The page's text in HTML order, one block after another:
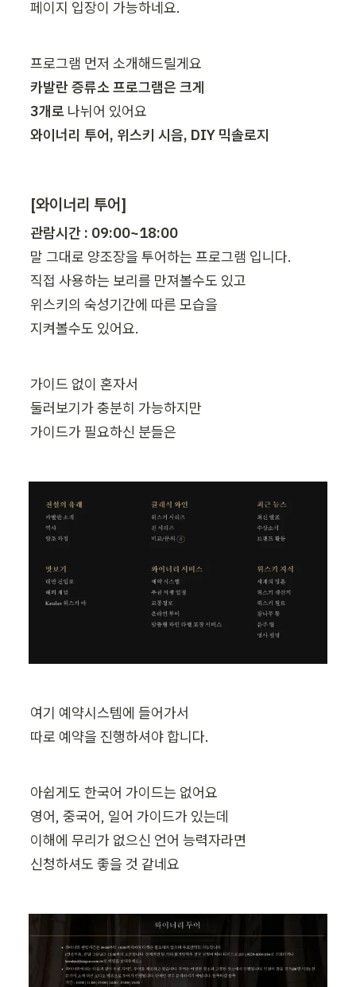
페이지 입장이 가능하네요.
카발란 증류소 프로그램은 크게
3개로
와이너리 투어, 위스키 시음, DIY 믹솔로지
[와이너리 투어]
말 그대로 양조장을 투어하는 프로그램 입니다.
직접 사용하는 보리를 만져볼수도 있고
위스키의 숙성기간에 따른 모습을
지켜볼수도 있어요.
가이드 없이 혼자서
둘러보기가 충분히 가능하지만
가이드가 필요하신 분들은
여기 예약시스템에 들어가서
따로 예약을 진행하셔야 합니다.
아쉽게도 한국어 가이드는 없어요
영어, 중국어, 일어 가이드가 있는데
이해에 무리가 없으신 언어 능력자라면
신청하셔도 좋을 것 같네요